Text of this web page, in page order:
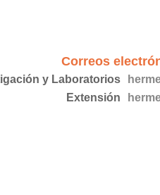
Correos
y Laboratorios
Extensión